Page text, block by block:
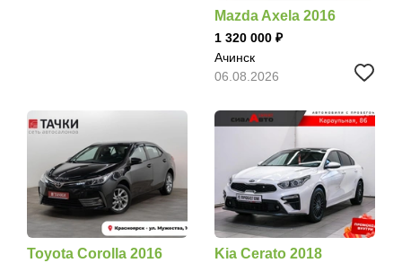
Mazda Axela 2016
1 320 000
Ачинск
06.08.2026
Toyota Corolla 2016 Kia Cerato 2018